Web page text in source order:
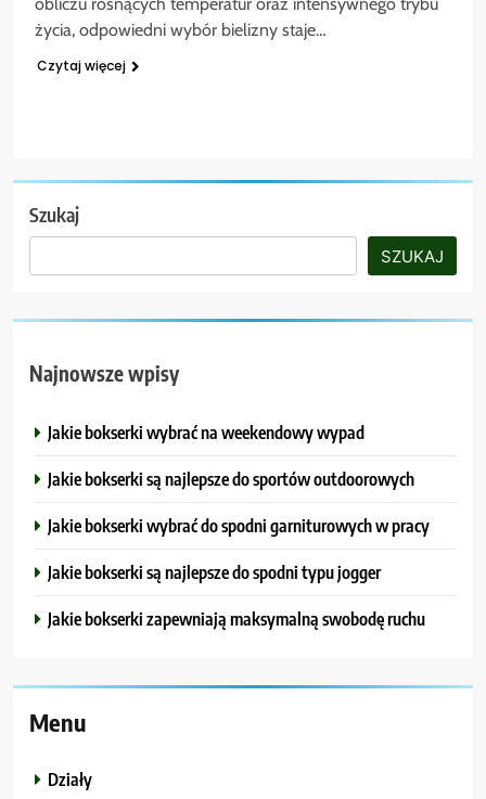
życia, odpowiedni wybór bielizny staje…
Czytaj więcej
Szukaj
SZUKAJ
Najnowsze wpisy
Jakie bokserki wybrać na weekendowy wypad
Jakie bokserki są najlepsze do sportów outdoorowych
Jakie bokserki wybrać do spodni garniturowych w pracy
Jakie bokserki są najlepsze do spodni typu jogger
Jakie bokserki zapewniają maksymalną swobodę ruchu
Menu
Działy